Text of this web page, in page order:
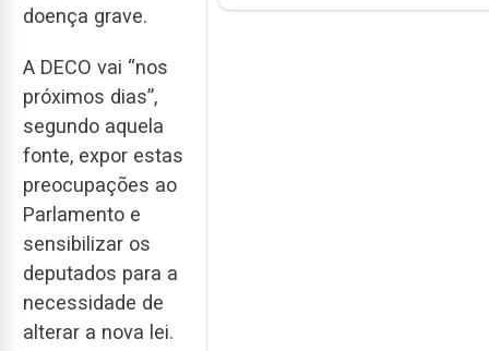
doença grave.
A DECO vai “nos
próximos dias”,
segundo aquela
fonte, expor estas
preocupações ao
Parlamento e
sensibilizar os
deputados para a
necessidade de
alterar a nova lei.